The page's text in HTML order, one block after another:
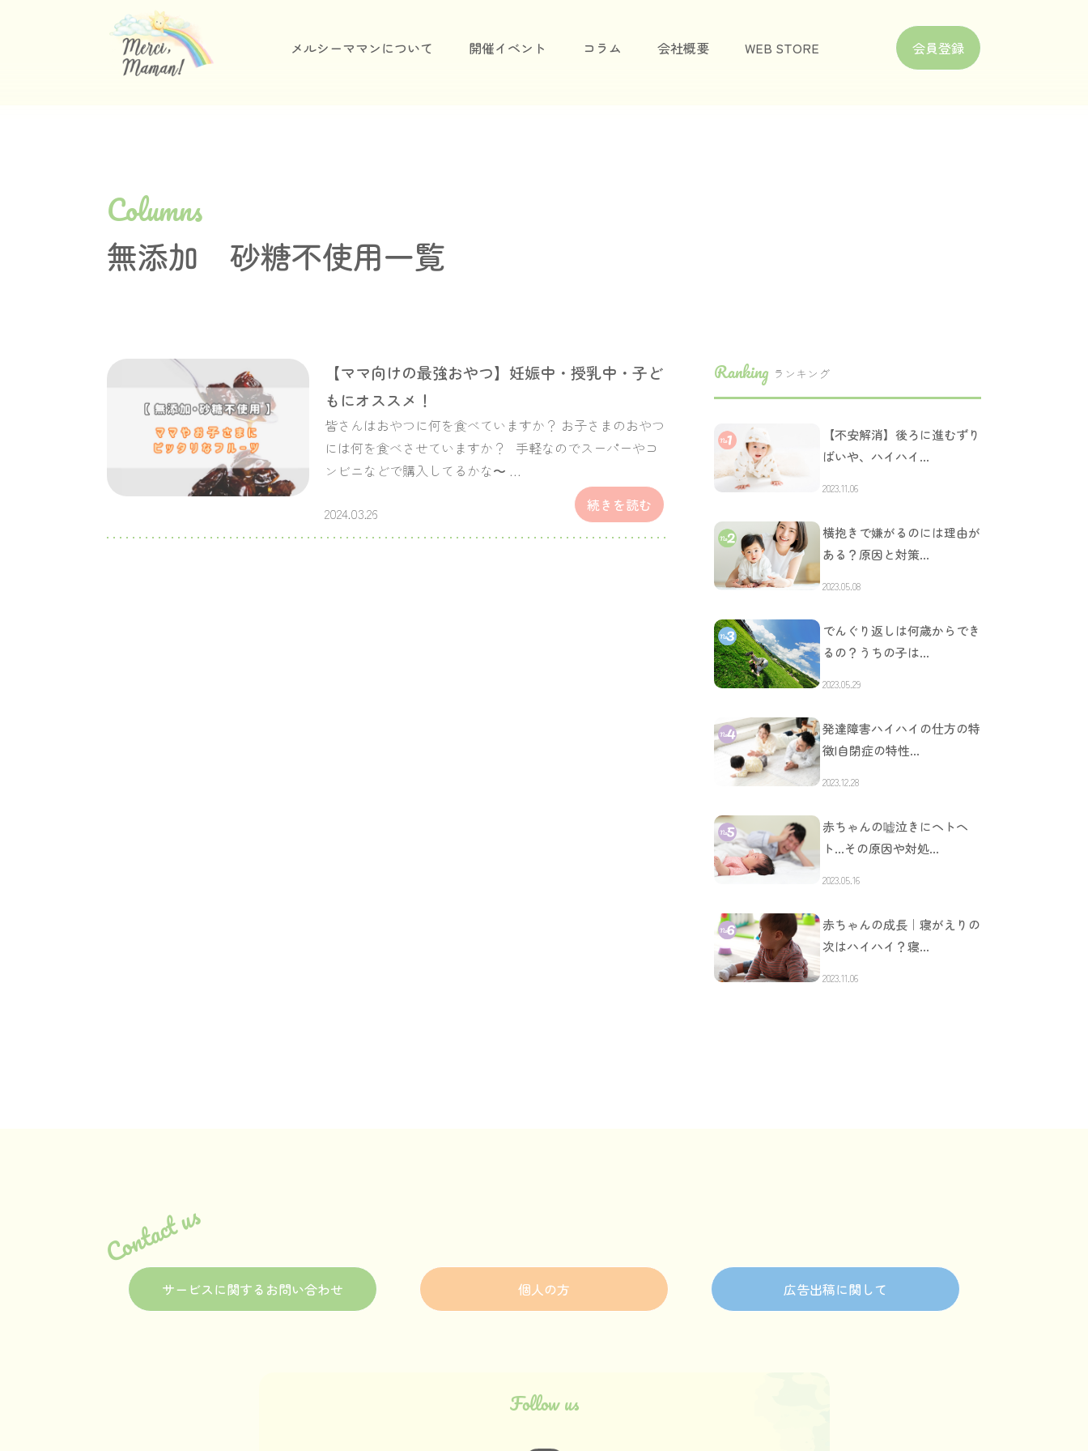
メルシーママンについて 開催イベント コラム 会社概要 WEB STORE 会員登録
Columns
無添加 砂糖不使用一覧
【ママ向けの最強おやつ】妊娠中・授乳中・子ど
もにオススメ！
皆さんはおやつに何を食べていますか？ お子さまのおやつ
には何を食べさせていますか？ 手軽なのでスーパーやコ
ンビニなどで購入してるかな〜 …
2024.03.26 続きを読む
Ranking ランキング
【不安解消】後ろに進むずり
ばいや、ハイハイ…
2023.11.06
横抱きで嫌がるのには理由が
ある？原因と対策…
2023.05.08
でんぐり返しは何歳からでき
るの？うちの子は…
2023.05.29
発達障害ハイハイの仕方の特
徴|自閉症の特性…
2023.12.28
赤ちゃんの嘘泣きにヘトヘ
ト…その原因や対処…
2023.05.16
赤ちゃんの成長｜寝がえりの
次はハイハイ？寝…
2023.11.06
Contact us
サービスに関するお問い合わせ 個人の方 広告出稿に関して
Follow us